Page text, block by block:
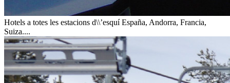
Hotels a totes les estacions d\\’esquí España, Andorra, Francia,
Suiza....